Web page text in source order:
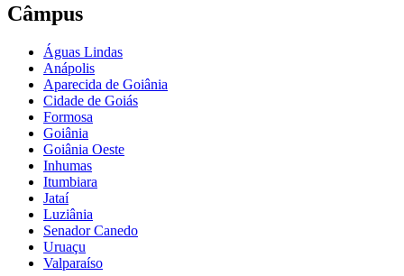
Câmpus
Águas Lindas
Anápolis
Aparecida de Goiânia
Cidade de Goiás
Formosa
Goiânia
Goiânia Oeste
Inhumas
Itumbiara
Jataí
Luziânia
Senador Canedo
Uruaçu
Valparaíso